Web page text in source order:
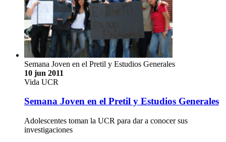
Semana Joven en el Pretil y Estudios Generales
10 jun 2011
Vida UCR
Semana Joven en el Pretil y Estudios Generales
Adolescentes toman la UCR para dar a conocer sus
investigaciones